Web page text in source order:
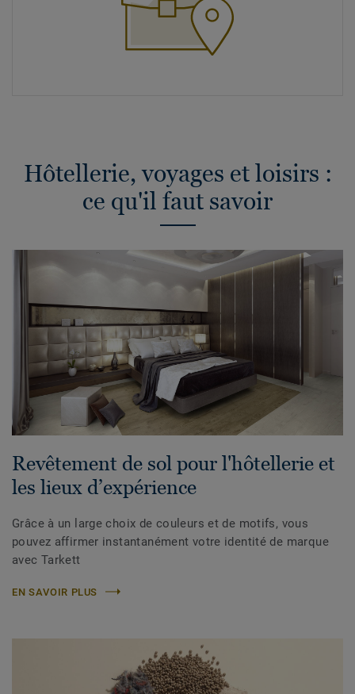
Hôtellerie, voyages et loisirs :
ce qu'il faut savoir
Revêtement de sol pour l'hôtellerie et
les lieux d’expérience
Grâce à un large choix de couleurs et de motifs, vous
pouvez affirmer instantanément votre identité de marque
avec Tarkett
EN SAVOIR PLUS